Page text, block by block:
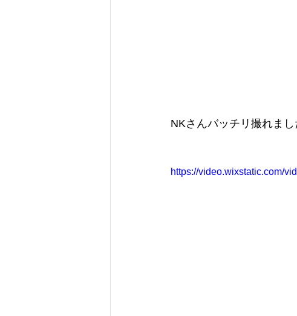
NKさんバッチリ撮れまし
https://video.wixstatic.com/